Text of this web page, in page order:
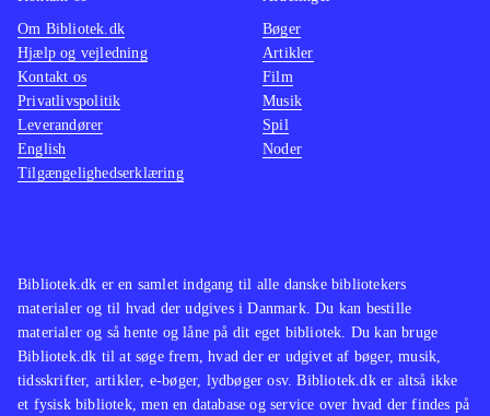
Bibliotek.dk er en samlet indgang til alle danske bibliotekers
materialer og til hvad der udgives i Danmark. Du kan bestille
materialer og så hente og låne på dit eget bibliotek. Du kan bruge
Bibliotek.dk til at søge frem, hvad der er udgivet af bøger, musik,
tidsskrifter, artikler, e-bøger, lydbøger osv. Bibliotek.dk er altså ikke
et fysisk bibliotek, men en database og service over hvad der findes på
Om Bibliotek.dk
Hjælp og vejledning
Kontakt os
Privatlivspolitik
Leverandører
English
Tilgængelighedserklæring
Bøger
Artikler
Film
Musik
Spil
Noder